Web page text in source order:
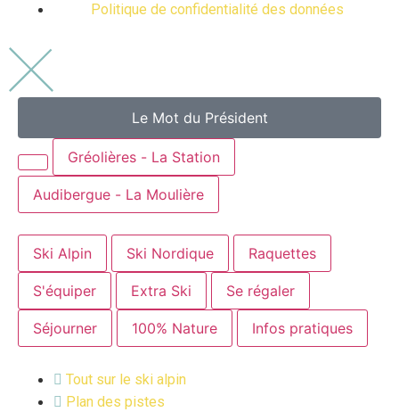
Politique de confidentialité des données
Le Mot du Président
Gréolières - La Station
Audibergue - La Moulière
Ski Alpin Ski Nordique Raquettes
S'équiper Extra Ski Se régaler
Séjourner 100% Nature Infos pratiques
Tout sur le ski alpin
Plan des pistes